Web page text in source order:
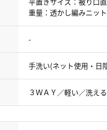
重量：透かし編みニッ
-
手洗い(ネット使用・日
３ＷＡＹ／軽い／洗え